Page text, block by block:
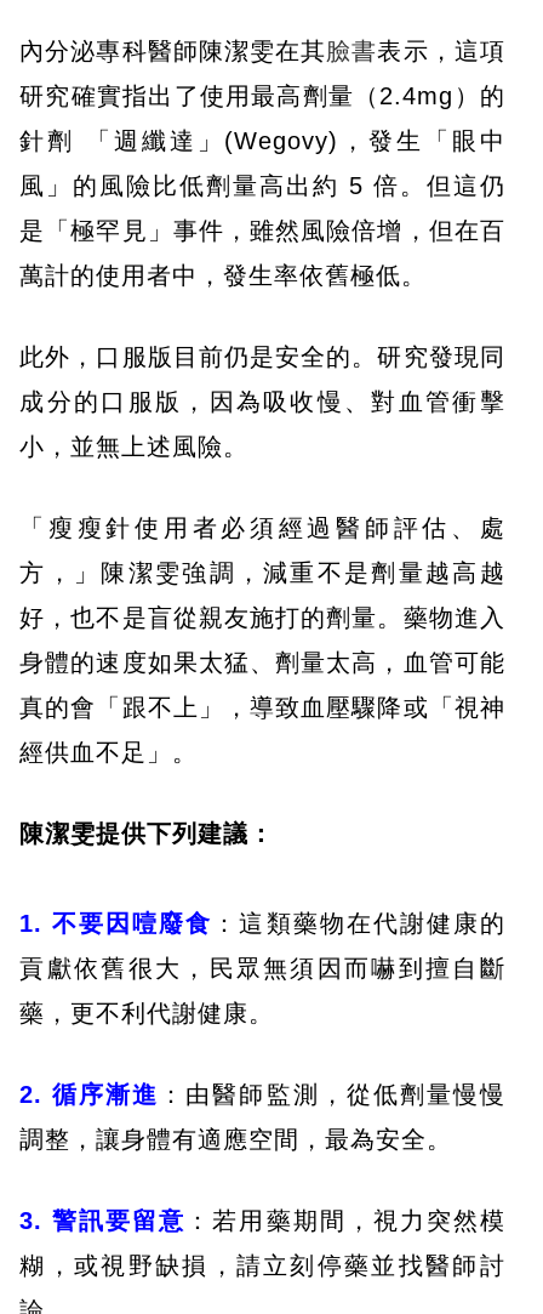
內分泌專科醫師陳潔雯在其臉書表示，這項
研究確實指出了使用最高劑量（2.4mg）的
針劑 「週纖達」(Wegovy)，發生「眼中
風」的風險比低劑量高出約 5 倍。但這仍
是「極罕見」事件，雖然風險倍增，但在百
萬計的使用者中，發生率依舊極低。
此外，口服版目前仍是安全的。研究發現同
成分的口服版，因為吸收慢、對血管衝擊
小，並無上述風險。
「瘦瘦針使用者必須經過醫師評估、處
方，」陳潔雯強調，減重不是劑量越高越
好，也不是盲從親友施打的劑量。藥物進入
身體的速度如果太猛、劑量太高，血管可能
真的會「跟不上」，導致血壓驟降或「視神
經供血不足」。
陳潔雯提供下列建議：
1. 不要因噎廢食 ：這類藥物在代謝健康的
貢獻依舊很大，民眾無須因而嚇到擅自斷
藥，更不利代謝健康。
2. 循序漸進 ：由醫師監測，從低劑量慢慢
調整，讓身體有適應空間，最為安全。
3. 警訊要留意 ：若用藥期間，視力突然模
糊，或視野缺損，請立刻停藥並找醫師討